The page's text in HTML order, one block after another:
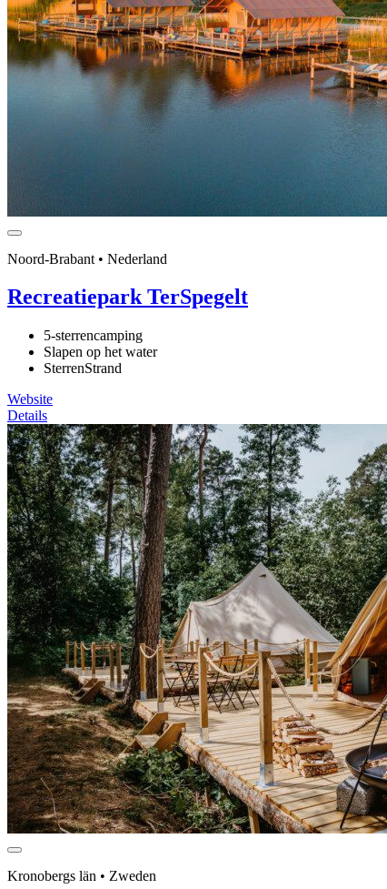
Noord-Brabant • Nederland
Recreatiepark TerSpegelt
5-sterrencamping
Slapen op het water
SterrenStrand
Website
Details
Kronobergs län • Zweden